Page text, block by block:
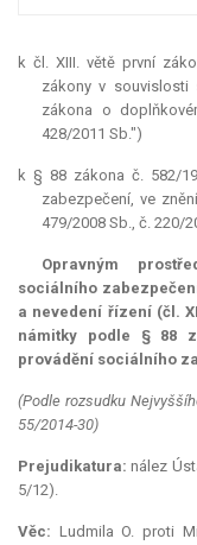
k čl. XIII. větě první
zákony v
zákona o
428/2011 Sb.")
k § 88 zákona č. 582/
zabezpečení, ve
479/2008 Sb., č. 220/
Opravným
sociálního
a nevedení řízení (čl.
námitky podle § 88
provádění sociálního
(Podle rozsudku
55/2014-30)
Prejudikatura:nález
5/12).
Věc: Ludmila O. proti